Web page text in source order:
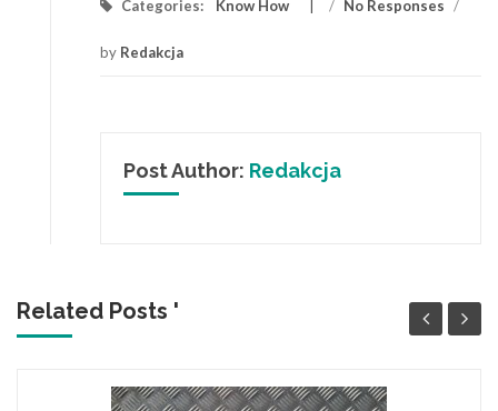
Categories: Know How / No Responses /
by Redakcja
Post Author: Redakcja
Related Posts '